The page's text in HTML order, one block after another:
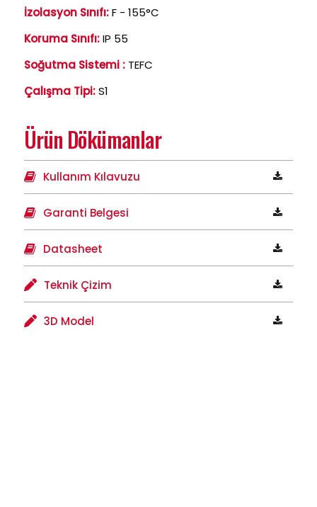
İzolasyon Sınıfı:F - 155°C
Koruma Sınıfı:IP 55
Soğutma Sistemi : TEFC
Çalışma Tipi:S1
Ürün Dökümanlar
Kullanım Kılavuzu
Garanti Belgesi
Datasheet
Teknik Çizim
3D Model